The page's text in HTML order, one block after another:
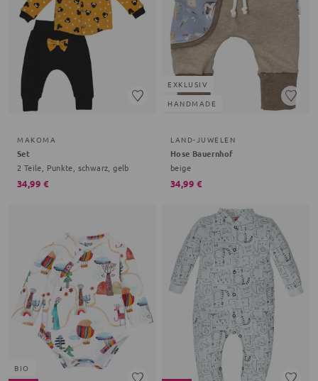
MAKOMA
Set
2 Teile, Punkte, schwarz, gelb
34,99 €
EXKLUSIV
HANDMADE
LAND-JUWELEN
Hose Bauernhof
beige
34,99 €
BIO